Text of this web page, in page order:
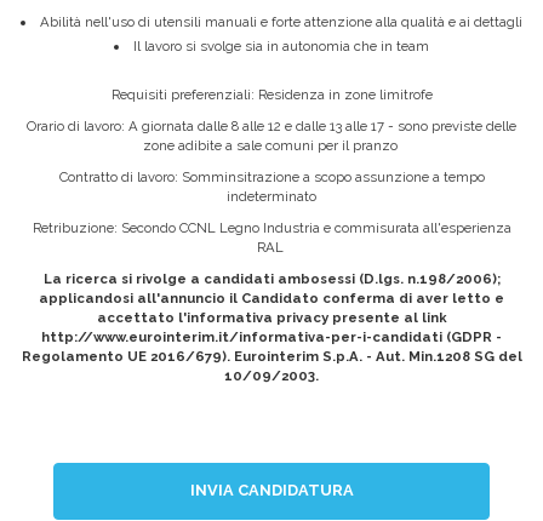
Abilità nell'uso di utensili manuali e forte attenzione alla qualità e ai dettagli
Il lavoro si svolge sia in autonomia che in team
Requisiti preferenziali: Residenza in zone limitrofe
Orario di lavoro: A giornata dalle 8 alle 12 e dalle 13 alle 17 - sono previste delle
zone adibite a sale comuni per il pranzo
Contratto di lavoro: Somminsitrazione a scopo assunzione a tempo
indeterminato
Retribuzione: Secondo CCNL Legno Industria e commisurata all'esperienza
RAL
La ricerca si rivolge a candidati ambosessi (D.lgs. n.198/2006);
applicandosi all'annuncio il Candidato conferma di aver letto e
accettato l'informativa privacy presente al link
http://www.eurointerim.it/informativa-per-i-candidati (GDPR -
Regolamento UE 2016/679). Eurointerim S.p.A. - Aut. Min.1208 SG del
10/09/2003.
INVIA CANDIDATURA